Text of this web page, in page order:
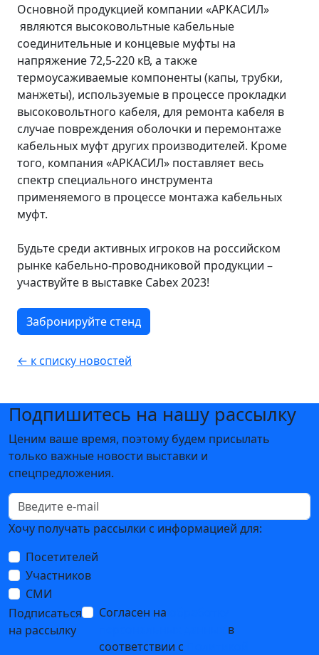
Основной продукцией компании «АРКАСИЛ»
являются высоковольтные кабельные
соединительные и концевые муфты на
напряжение 72,5-220 кВ, а также
термоусаживаемые компоненты (капы, трубки,
манжеты), используемые в процессе прокладки
высоковольтного кабеля, для ремонта кабеля в
случае повреждения оболочки и перемонтаже
кабельных муфт других производителей. Кроме
того, компания «АРКАСИЛ» поставляет весь
спектр специального инструмента
применяемого в процессе монтажа кабельных
муфт.
Будьте среди активных игроков на российском
рынке кабельно-проводниковой продукции –
участвуйте в выставке Cabex 2023!
Забронируйте стенд
← к списку новостей
Подпишитесь на нашу рассылку
Ценим ваше время, поэтому будем присылать
только важные новости выставки и
спецпредложения.
Хочу получать рассылки с информацией для:
Посетителей
Участников
СМИ
Подписаться
на рассылку
Согласен на
в
соответствии с